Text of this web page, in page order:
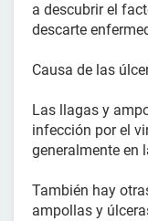
a descubrir el
descarte
Causa de las
Las llagas y
infección por el
generalmente en
También hay
ampollas y